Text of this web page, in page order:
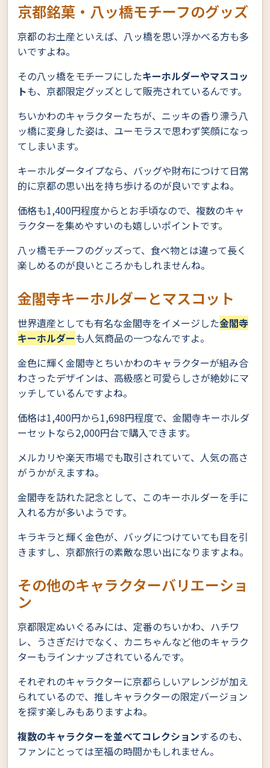
京都銘菓・八ッ橋モチーフのグッズ
京都のお土産といえば、八ッ橋を思い浮かべる方も多
いですよね。
その八ッ橋をモチーフにしたキーホルダーやマスコッ
トも、京都限定グッズとして販売されているんです。
ちいかわのキャラクターたちが、ニッキの香り漂う八
ッ橋に変身した姿は、ユーモラスで思わず笑顔になっ
てしまいます。
キーホルダータイプなら、バッグや財布につけて日常
的に京都の思い出を持ち歩けるのが良いですよね。
価格も1,400円程度からとお手頃なので、複数のキャ
ラクターを集めやすいのも嬉しいポイントです。
八ッ橋モチーフのグッズって、食べ物とは違って長く
楽しめるのが良いところかもしれませんね。
金閣寺キーホルダーとマスコット
世界遺産としても有名な金閣寺をイメージした金閣寺
キーホルダーも人気商品の一つなんですよ。
金色に輝く金閣寺とちいかわのキャラクターが組み合
わさったデザインは、高級感と可愛らしさが絶妙にマ
ッチしているんですよね。
価格は1,400円から1,698円程度で、金閣寺キーホルダ
ーセットなら2,000円台で購入できます。
メルカリや楽天市場でも取引されていて、人気の高さ
がうかがえますね。
金閣寺を訪れた記念として、このキーホルダーを手に
入れる方が多いようです。
キラキラと輝く金色が、バッグにつけていても目を引
きますし、京都旅行の素敵な思い出になりますよね。
その他のキャラクターバリエーショ
ン
京都限定ぬいぐるみには、定番のちいかわ、ハチワ
レ、うさぎだけでなく、カニちゃんなど他のキャラク
ターもラインナップされているんです。
それぞれのキャラクターに京都らしいアレンジが加え
られているので、推しキャラクターの限定バージョン
を探す楽しみもありますよね。
複数のキャラクターを並べてコレクションするのも、
ファンにとっては至福の時間かもしれません。